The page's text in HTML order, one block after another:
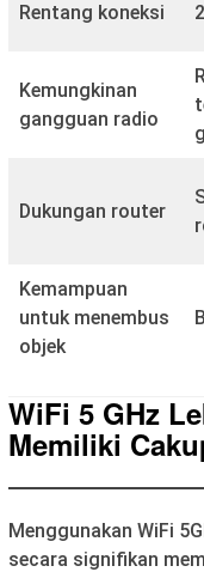
Rentang koneksi
Kemungkinan
gangguan radio
Dukungan router
Kemampuan
untuk menembus
objek
WiFi 5 GHz
Memiliki
Menggunakan WiFi
secara signifikan